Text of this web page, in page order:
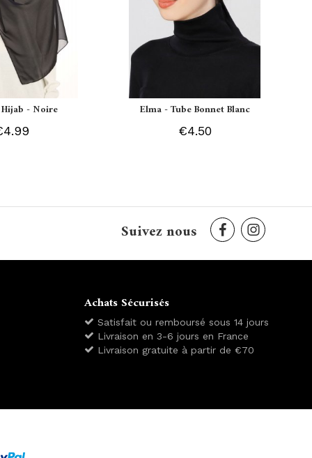
- Noire Elma - Tube Bonnet Blanc
€4.50
Suivez nous
Achats Sécurisés
Satisfait ou remboursé sous 14 jours
Livraison en 3-6 jours en France
Livraison gratuite à partir de €70